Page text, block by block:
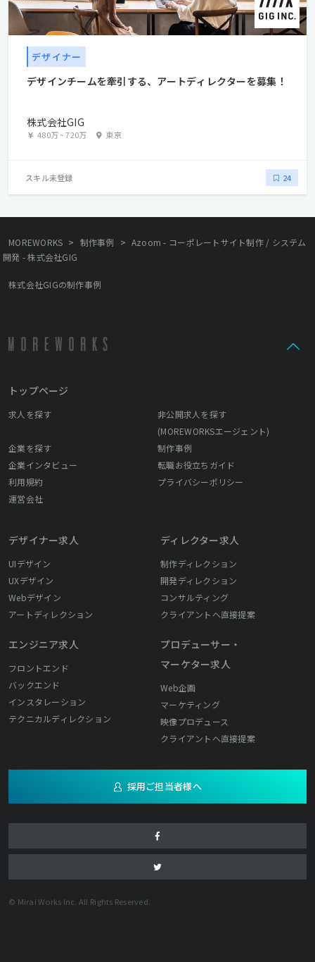
デザイナー
デザインチームを牽引する、アートディレクターを募集！
株式会社GIG
480万~720万 東京
スキル未登録 24
MOREWORKS > 制作事例 > Azoom - コーポレートサイト制作 / システム
開発 - 株式会社GIG
株式会社GIGの制作事例
トップページ
求人を探す
非公開求人を探す
(MOREWORKSエージェント)
企業を探す
制作事例
企業インタビュー
転職お役立ちガイド
利用規約
プライバシーポリシー
運営会社
デザイナー求人
UIデザイン
UXデザイン
Webデザイン
アートディレクション
エンジニア求人
フロントエンド
バックエンド
インスタレーション
テクニカルディレクション
ディレクター求人
制作ディレクション
開発ディレクション
コンサルティング
クライアントへ直接提案
プロデューサー・
マーケター求人
Web企画
マーケティング
映像プロデュース
クライアントへ直接提案
採用ご担当者様へ
© Mirai Works Inc. All Rights Reserved.